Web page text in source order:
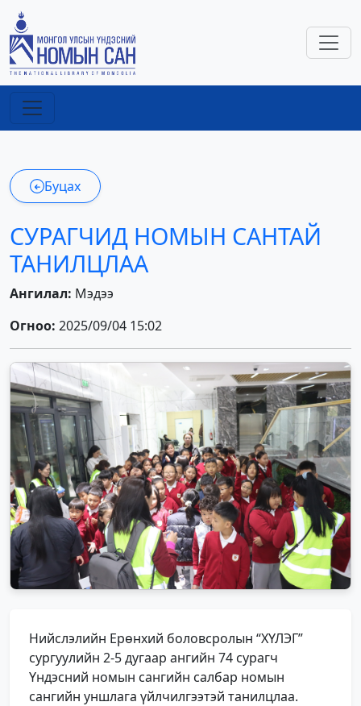
Буцах
СУРАГЧИД НОМЫН САНТАЙ
ТАНИЛЦЛАА
Ангилал: Мэдээ
Огноо: 2025/09/04 15:02
Нийслэлийн Ерөнхий боловсролын “ХҮЛЭГ”
сургуулийн 2-5 дугаар ангийн 74 сурагч
Үндэсний номын сангийн салбар номын
сангийн уншлага үйлчилгээтэй танилцлаа.